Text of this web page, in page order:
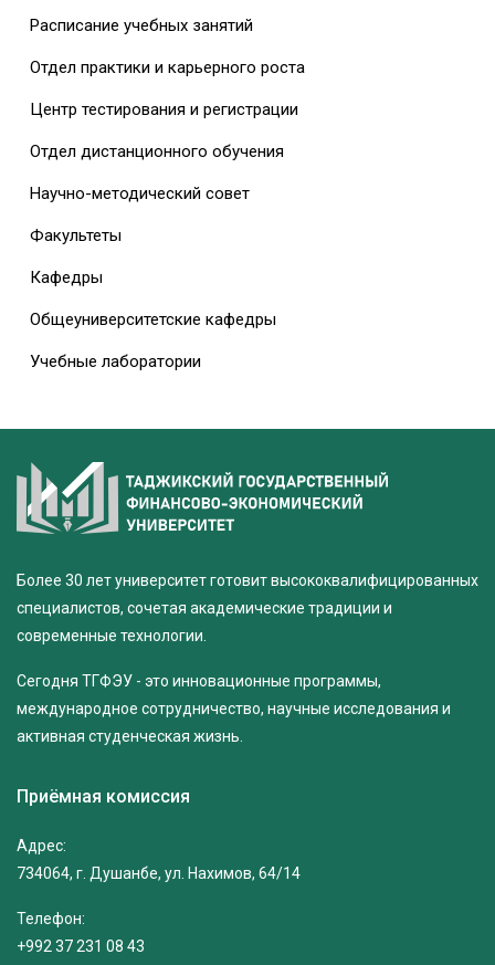
Расписание учебных занятий
Отдел практики и карьерного роста
Центр тестирования и регистрации
Отдел дистанционного обучения
Научно-методический совет
Факультеты
Кафедры
Общеуниверситетские кафедры
Учебные лаборатории
Более 30 лет университет готовит высококвалифицированных
специалистов, сочетая академические традиции и
современные технологии.
Сегодня ТГФЭУ - это инновационные программы,
международное сотрудничество, научные исследования и
активная студенческая жизнь.
Приёмная комиссия
Адрес:
734064, г. Душанбе, ул. Нахимов, 64/14
Телефон:
+992 37 231 08 43